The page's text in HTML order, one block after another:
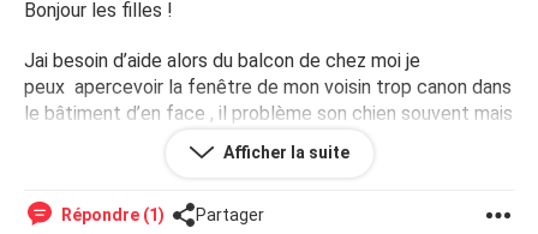
Bonjour les filles !
Jai besoin d’aide alors du balcon de chez moi je
peux apercevoir la fenêtre de mon voisin trop canon dans
le bâtiment d’en face , il problème son chien souvent mais
je sais aps du tout comment l’aborder...
Afficher la suite
Répondre (1) Partager